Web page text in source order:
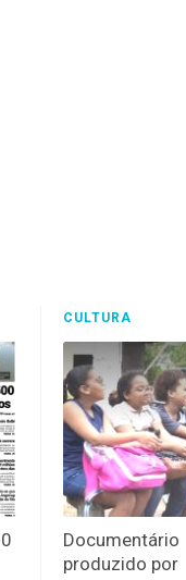
CULTURA
Documentário
produzido por